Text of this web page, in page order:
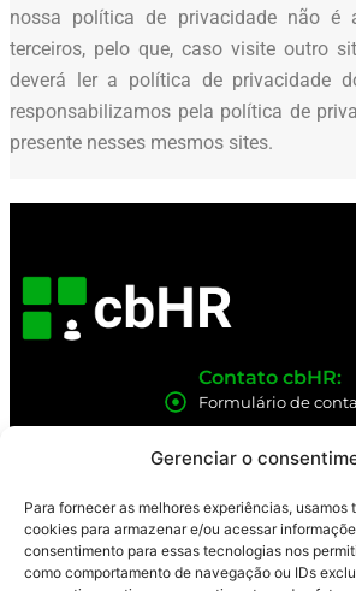
Gerenciar o
Para fornecer as melhores experiências, usamos
cookies para armazenar e/ou acessar
consentimento para essas tecnologias nos
como comportamento de navegação ou IDs
nossa política de privacidade não é
terceiros, pelo que, caso visite outro
deverá ler a política de privacidade
responsabilizamos pela política de
presente nesses mesmos sites.
Contato cbHR:
Formulário de
Siga-nos nas
Políticas cbHR:
Política de